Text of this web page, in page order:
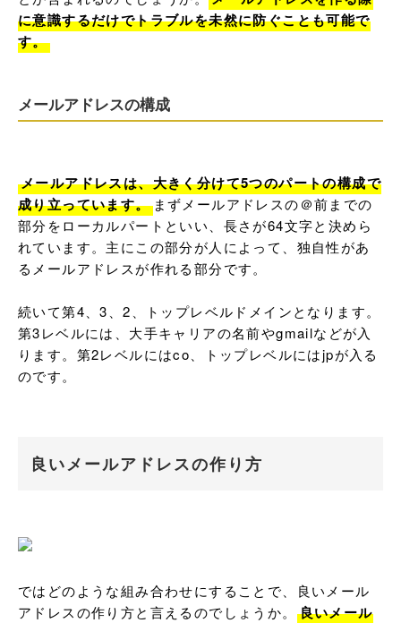
に意識するだけでトラブルを未然に防ぐことも可能で
す。
メールアドレスの構成
メールアドレスは、大きく分けて5つのパートの構成で
成り立っています。まずメールアドレスの＠前までの
部分をローカルパートといい、長さが64文字と決めら
れています。主にこの部分が人によって、独自性があ
るメールアドレスが作れる部分です。
続いて第4、3、2、トップレベルドメインとなります。
第3レベルには、大手キャリアの名前やgmailなどが入
ります。第2レベルにはco、トップレベルにはjpが入る
のです。
良いメールアドレスの作り方
ではどのような組み合わせにすることで、良いメール
アドレスの作り方と言えるのでしょうか。
良いメール